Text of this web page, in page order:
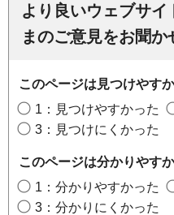
より良いウェブサイ
まのご意見をお聞か
このページは見つけやす
1：見つけやすかった
3：見つけにくかった
このページは分かりやす
1：分かりやすかった
3：分かりにくかった